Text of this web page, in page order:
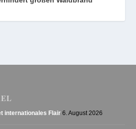
internationales Flair 6. August 2026